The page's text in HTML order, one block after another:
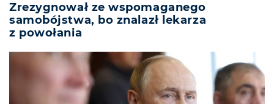
Zrezygnował ze wspomaganego
samobójstwa, bo znalazł lekarza
z powołania